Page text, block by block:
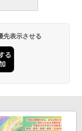
先表示させる